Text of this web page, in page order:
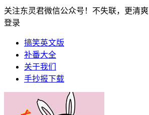
关注东灵君微信公众号！不失联，更清爽
登录
搞笑英文版
补番大全
关于我们
手抄报下载